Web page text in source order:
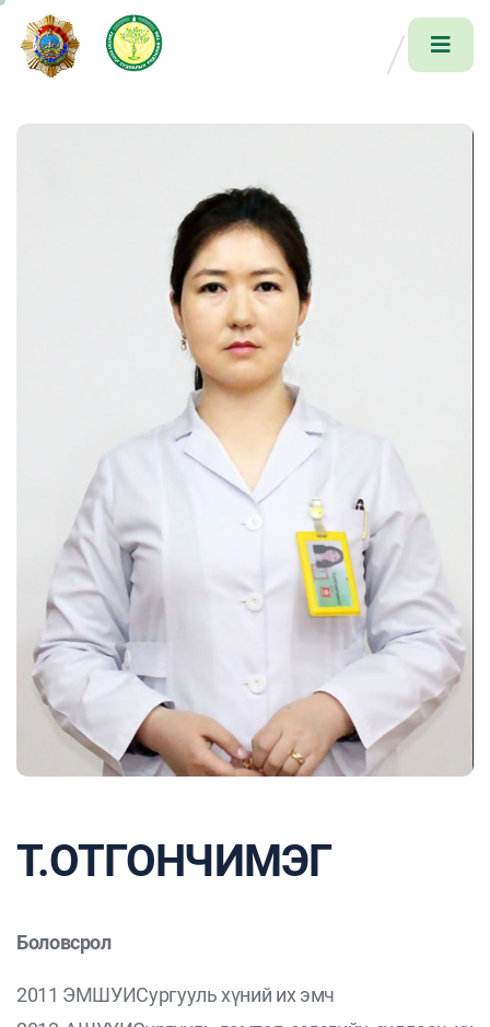
Т.ОТГОНЧИМЭГ
Боловсрол
2011 ЭМШУИСургууль хүний их эмч